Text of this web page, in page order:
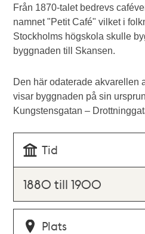
Från 1870-talet bedrevs
namnet "Petit Café" vilket i
Stockholms högskola skulle
byggnaden till Skansen.
Den här odaterade akvarellen
visar byggnaden på sin
Kungstensgatan –
Tid
1880 till 1900
Plats